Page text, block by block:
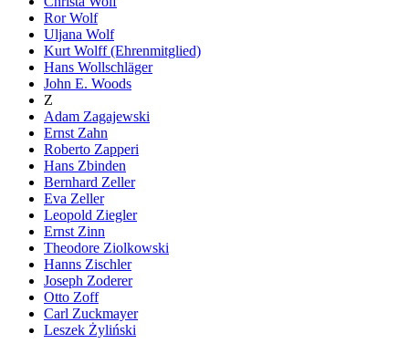
Ror Wolf
Uljana Wolf
Kurt Wolff (Ehrenmitglied)
Hans Wollschläger
John E. Woods
Z
Adam Zagajewski
Ernst Zahn
Roberto Zapperi
Hans Zbinden
Bernhard Zeller
Eva Zeller
Leopold Ziegler
Ernst Zinn
Theodore Ziolkowski
Hanns Zischler
Joseph Zoderer
Otto Zoff
Carl Zuckmayer
Leszek Żyliński